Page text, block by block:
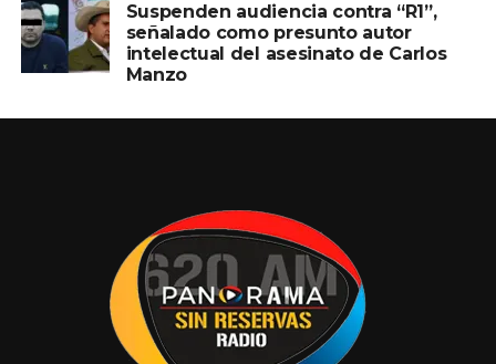
Suspenden audiencia contra “R1”,
señalado como presunto autor
intelectual del asesinato de Carlos
Manzo